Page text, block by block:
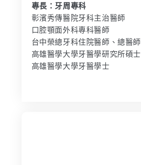
專長：牙周專科
彰濱秀傳醫院牙科主治醫師
口腔顎面外科專科醫師
台中榮總牙科住院醫師、總醫師
高雄醫學大學牙醫學研究所碩士
高雄醫學大學牙醫學士